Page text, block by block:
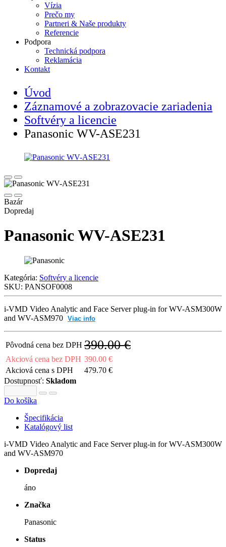
Vízia
Prečo my
Partneri & Naše produkty
Referencie
Podpora
Technická podpora
Reklamácia
Kontakt
Úvod
Záznamové a zobrazovacie zariadenia
Softvéry a licencie
Panasonic WV-ASE231
Bazár
Dopredaj
Panasonic WV-ASE231
Kategória: Softvéry a licencie
SKU: PANSOF0008
i-VMD Video Analytic and Face Server plug-in for WV-ASM300W
and WV-ASM970 Viac info
Pôvodná cena bez DPH 390.00 €
Akciová cena bez DPH 390.00 €
Akciová cena s DPH
479.70 €
Dostupnosť: Skladom
Do košíka
Špecifikácia
Katalógový list
i-VMD Video Analytic and Face Server plug-in for WV-ASM300W
and WV-ASM970
Dopredaj
áno
Značka
Panasonic
Status